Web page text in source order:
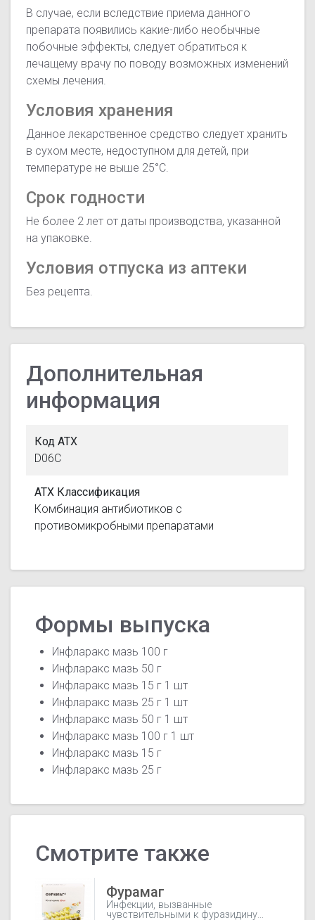
В случае, если вследствие приема данного
препарата появились какие-либо необычные
побочные эффекты, следует обратиться к
лечащему врачу по поводу возможных изменений
схемы лечения.
Условия хранения
Данное лекарственное средство следует хранить
в сухом месте, недоступном для детей, при
температуре не выше 25°С.
Срок годности
Не более 2 лет от даты производства, указанной
на упаковке.
Условия отпуска из аптеки
Без рецепта.
Дополнительная
информация
Код АТХ
D06C
АТХ Классификация
Комбинация антибиотиков с
противомикробными препаратами
Формы выпуска
Инфларакс мазь 100 г
Инфларакс мазь 50 г
Инфларакс мазь 15 г 1 шт
Инфларакс мазь 25 г 1 шт
Инфларакс мазь 50 г 1 шт
Инфларакс мазь 100 г 1 шт
Инфларакс мазь 15 г
Инфларакс мазь 25 г
Смотрите также
Фурамаг
Инфекции, вызванные
чувствительными к фуразидину